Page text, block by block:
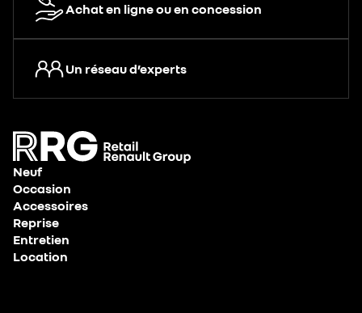
Achat en ligne ou en concession
Un réseau d’experts
Neuf
Occasion
Accessoires
Reprise
Entretien
Location